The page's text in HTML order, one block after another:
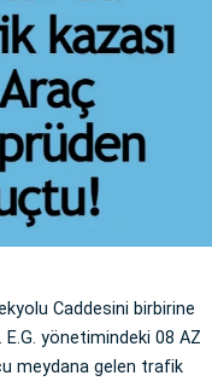
Caddesini birbirine
yönetimindeki 08 AZ
meydana gelen trafik